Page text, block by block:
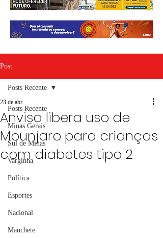
Post
Posts Recente
Minas Gerais
Sul de Minas
Varginha
Política
Esportes
Nacional
Manchete
Posts Recente
Anvisa libera uso de
Mounjaro para crianças
com diabetes tipo 2
23 de abr.